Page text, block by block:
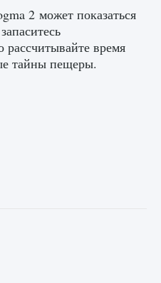
2 может показаться
время
тайны пещеры.